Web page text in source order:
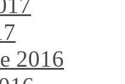
2016